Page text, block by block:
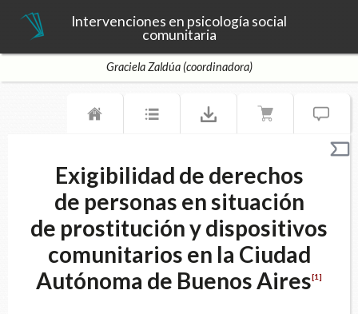
Intervenciones en psicología social
comunitaria
Graciela Zaldúa (coordinadora)
Exigibilidad de derechos
de personas en situación
de prostitución y dispositivos
comunitarios en la Ciudad
Autónoma de Buenos Aires[1]